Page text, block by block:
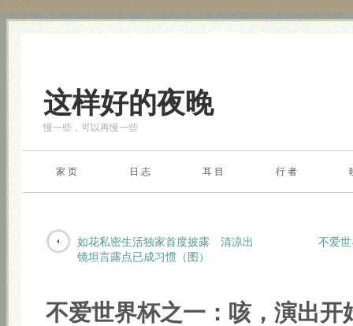
这样好的夜晚
慢一些，可以再慢一些
家 页 日 志 耳 目 行 者
如花私密生活独家首度披露 清凉出
镜坦言露点已成习惯（图）
不爱
不爱世界杯之一：咳，演出开